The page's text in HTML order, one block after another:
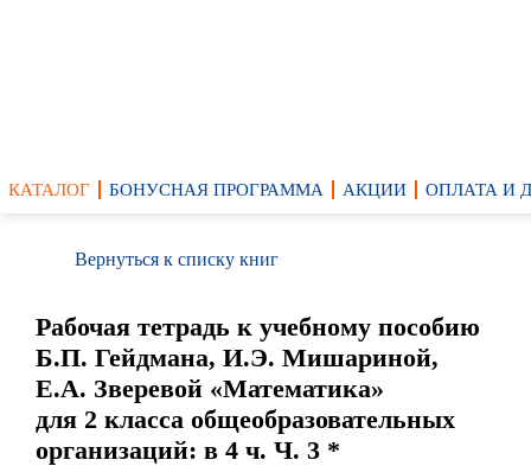
КАТАЛОГ БОНУСНАЯ ПРОГРАММА АКЦИИ ОПЛАТА И
Вернуться к списку книг
Рабочая тетрадь к учебному пособию
Б.П. Гейдмана, И.Э. Мишариной,
Е.А. Зверевой «Математика»
для 2 класса общеобразовательных
организаций: в 4 ч. Ч. 3 *